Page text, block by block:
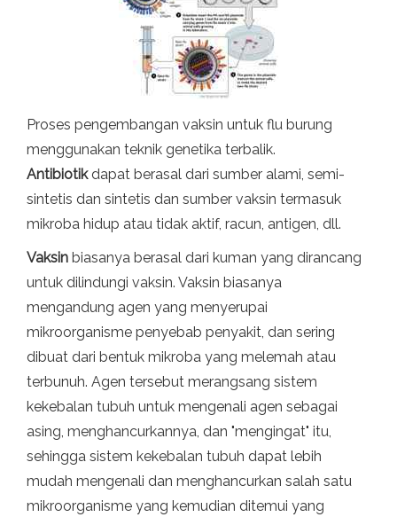
Proses pengembangan vaksin untuk flu burung
menggunakan teknik genetika terbalik.
Antibiotikdapat berasal dari sumber alami, semi-
sintetis dan sintetis dan sumber vaksin termasuk
mikroba hidup atau tidak aktif, racun, antigen, dll.
Vaksin biasanya berasal dari kuman yang dirancang
untuk dilindungi vaksin. Vaksin biasanya
mengandung agen yang menyerupai
mikroorganisme penyebab penyakit, dan sering
dibuat dari bentuk mikroba yang melemah atau
terbunuh. Agen tersebut merangsang sistem
kekebalan tubuh untuk mengenali agen sebagai
asing, menghancurkannya, dan "mengingat" itu,
sehingga sistem kekebalan tubuh dapat lebih
mudah mengenali dan menghancurkan salah satu
mikroorganisme yang kemudian ditemui yang